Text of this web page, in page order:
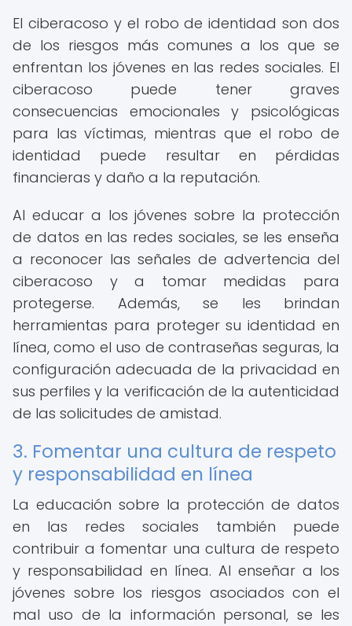
El ciberacoso y el robo de identidad son dos
de los riesgos más comunes a los que se
enfrentan los jóvenes en las redes sociales. El
ciberacoso puede tener graves
consecuencias emocionales y psicológicas
para las víctimas, mientras que el robo de
identidad puede resultar en pérdidas
financieras y daño a la reputación.
Al educar a los jóvenes sobre la protección
de datos en las redes sociales, se les enseña
a reconocer las señales de advertencia del
ciberacoso y a tomar medidas para
protegerse. Además, se les brindan
herramientas para proteger su identidad en
línea, como el uso de contraseñas seguras, la
configuración adecuada de la privacidad en
sus perfiles y la verificación de la autenticidad
de las solicitudes de amistad.
3. Fomentar una cultura de respeto
y responsabilidad en línea
La educación sobre la protección de datos
en las redes sociales también puede
contribuir a fomentar una cultura de respeto
y responsabilidad en línea. Al enseñar a los
jóvenes sobre los riesgos asociados con el
mal uso de la información personal, se les